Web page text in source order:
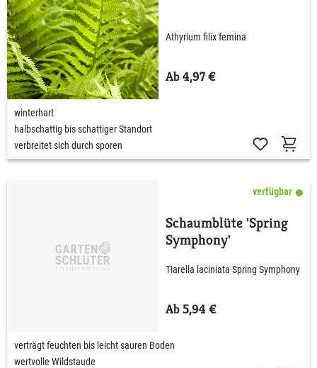
Athyrium filix femina
Ab 4,97 €
winterhart
halbschattig bis schattiger Standort
verbreitet sich durch sporen
verfügbar
Schaumblüte 'Spring
Symphony'
Tiarella laciniata Spring Symphony
Ab 5,94 €
verträgt feuchten bis leicht sauren Boden
wertvolle Wildstaude